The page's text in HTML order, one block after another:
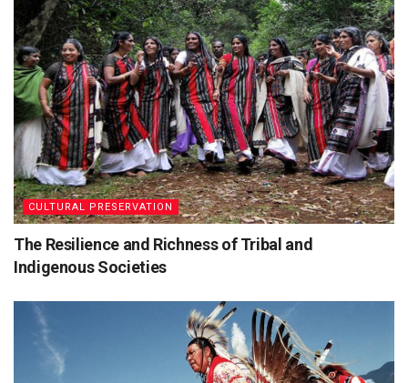
CULTURAL PRESERVATION
The Resilience and Richness of Tribal and
Indigenous Societies